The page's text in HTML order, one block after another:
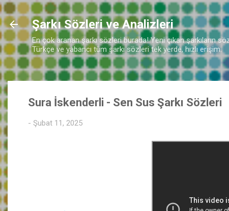
Ana
Şarkı Sözleri ve Analizleri
En çok aranan şarkı sözleri burada! Yeni çıkan şarkıların
Türkçe ve yabancı tüm şarkı sözleri tek yerde, hızlı erişim.
Sura İskenderli - Sen Sus Şarkı Sözleri
- Şubat 11, 2025